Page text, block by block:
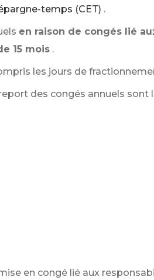
temps (CET) .
en raison de congés lié
15 mois .
les jours de
des congés annuels sont
en congé lié aux